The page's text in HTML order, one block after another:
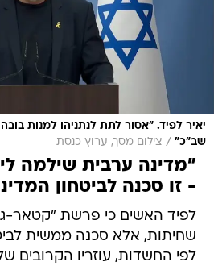
יאיר לפיד. "אסור לתת לנתניהו למנות
שב"כ" / צילום מסך, ערוץ כנסת
"מדינה ערבית שילמה
- זו סכנה לביטחון
לפיד האשים כי פרשת "קטאר-
שחיתות, אלא סכנה ממשית
לפי החשדות, עוזריו